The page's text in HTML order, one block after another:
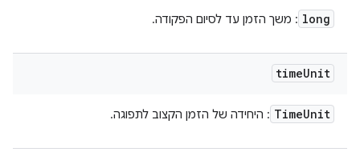
long : משך הזמן עד לסיום הפקודה.
timeUnit
TimeUnit : היחידה של הזמן הקצוב לתפוגה.